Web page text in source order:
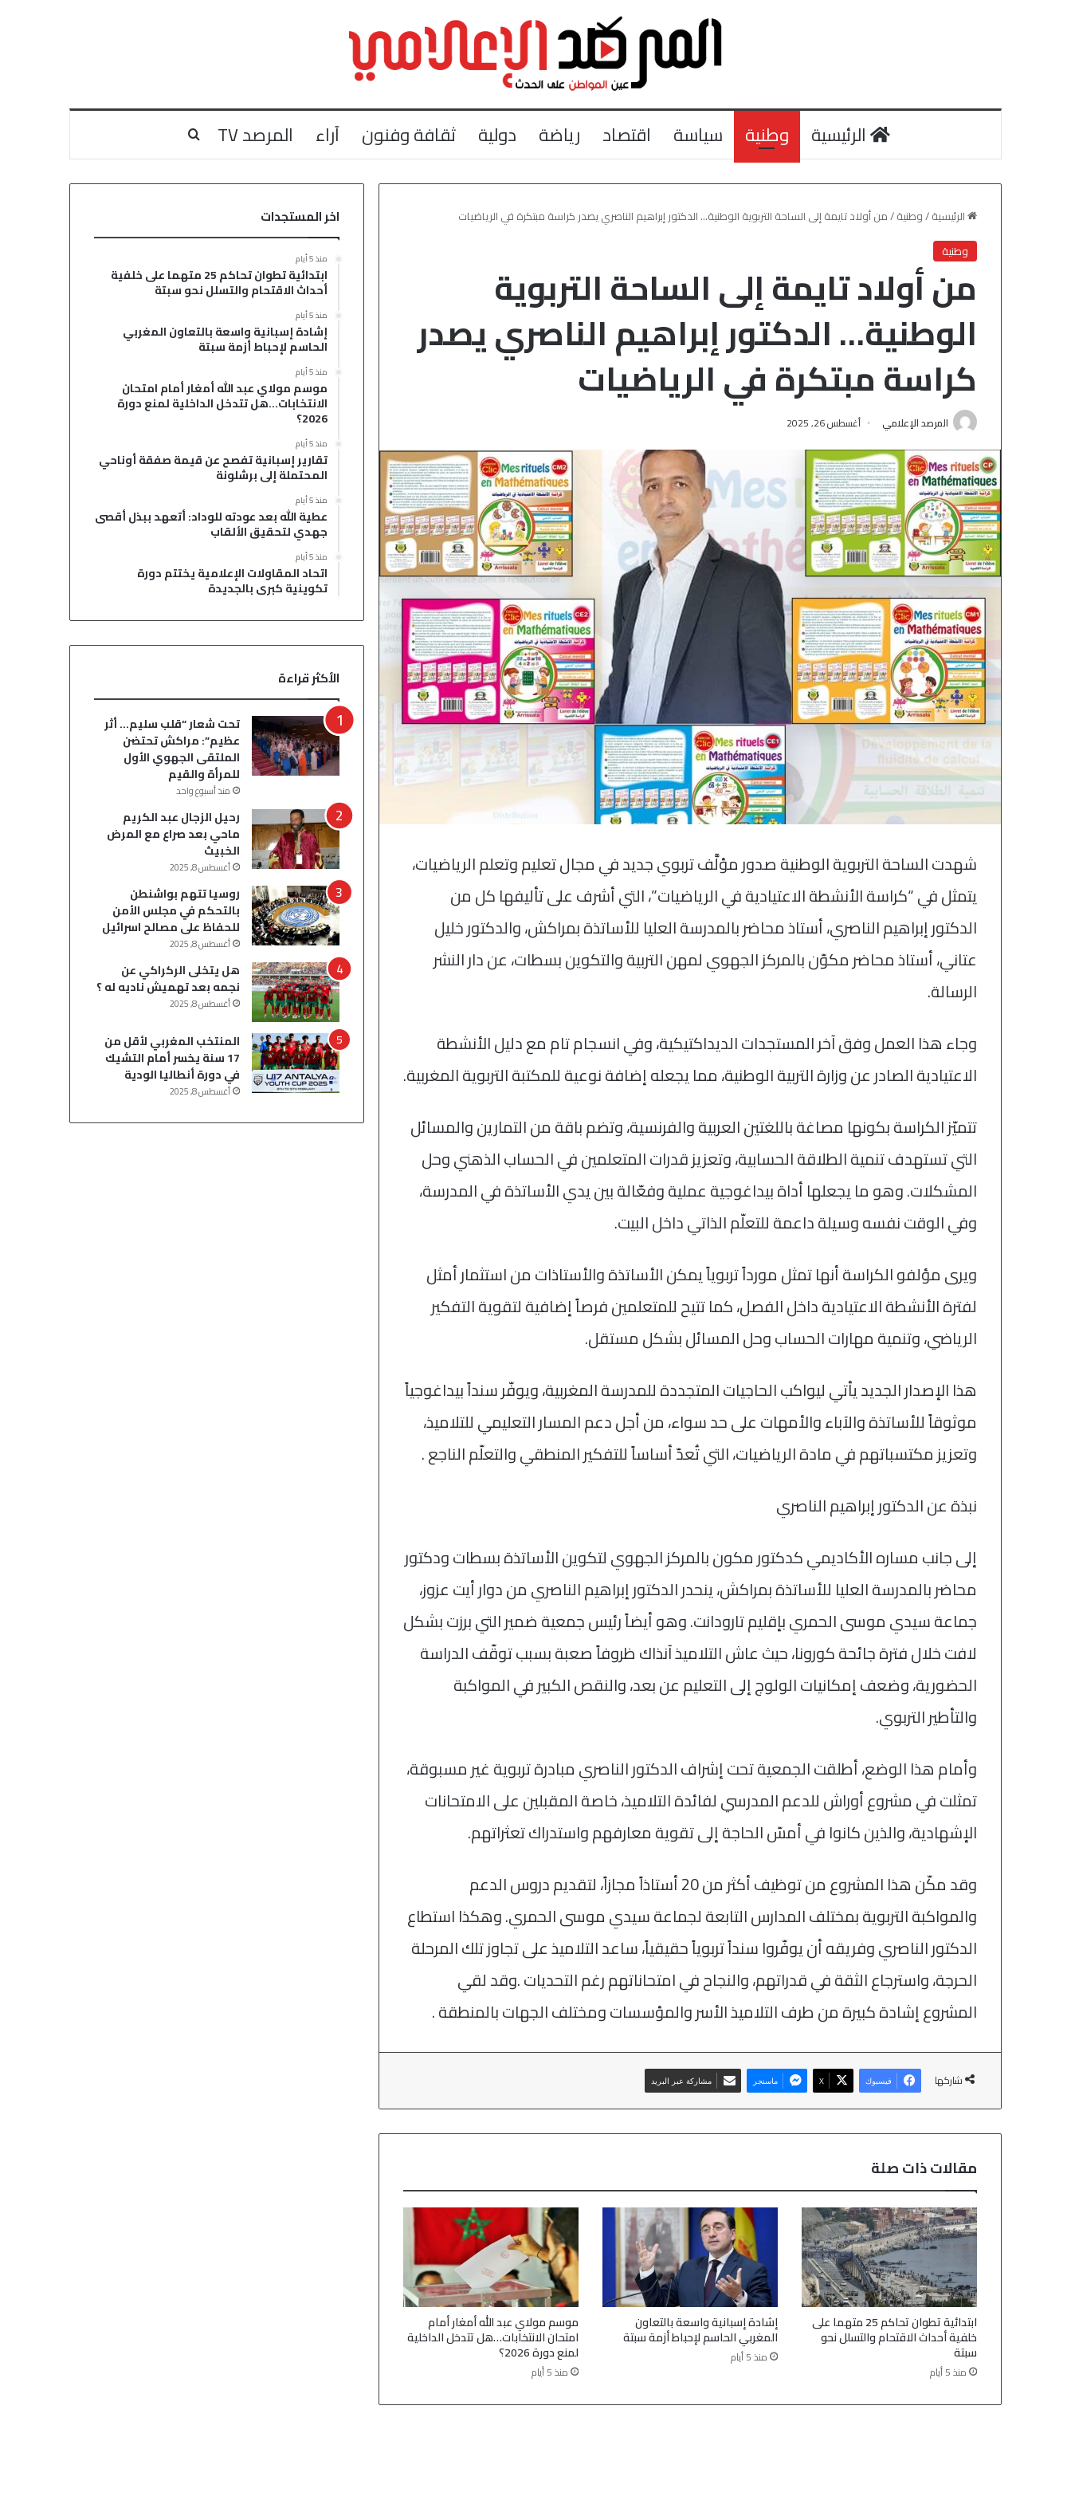
الرئيسية وطنية سياسة اقتصاد رياضة دولية ثقافة وفنون آراء المرصد TV بحث عن
الرئيسية/وطنية/من أولاد تايمة إلى الساحة التربوية الوطنية… الدكتور إبراهيم الناصري يصدر كراسة مبتكرة في الرياضيات
وطنية
من أولاد تايمة إلى الساحة التربوية
الوطنية… الدكتور إبراهيم الناصري يصدر
كراسة مبتكرة في الرياضيات
المرصد الإعلامي أغسطس 26, 2025
شهدت الساحة التربوية الوطنية صدور مؤلَّف تربوي جديد في مجال تعليم وتعلم الرياضيات،
يتمثل في “كراسة الأنشطة الاعتيادية في الرياضيات”، التي أشرف على تأليفها كل من
الدكتور إبراهيم الناصري، أستاذ محاضر بالمدرسة العليا للأساتذة بمراكش، والدكتور خليل
عتاني، أستاذ محاضر مكوّن بالمركز الجهوي لمهن التربية والتكوين بسطات، عن دار النشر
الرسالة.
وجاء هذا العمل وفق آخر المستجدات الديداكتيكية، وفي انسجام تام مع دليل الأنشطة
الاعتيادية الصادر عن وزارة التربية الوطنية، مما يجعله إضافة نوعية للمكتبة التربوية المغربية.
تتميّز الكراسة بكونها مصاغة باللغتين العربية والفرنسية، وتضم باقة من التمارين والمسائل
التي تستهدف تنمية الطلاقة الحسابية، وتعزيز قدرات المتعلمين في الحساب الذهني وحل
المشكلات. وهو ما يجعلها أداة بيداغوجية عملية وفعّالة بين يدي الأساتذة في المدرسة،
وفي الوقت نفسه وسيلة داعمة للتعلّم الذاتي داخل البيت.
ويرى مؤلفو الكراسة أنها تمثل مورداً تربوياً يمكن الأساتذة والأستاذات من استثمار أمثل
لفترة الأنشطة الاعتيادية داخل الفصل، كما تتيح للمتعلمين فرصاً إضافية لتقوية التفكير
الرياضي، وتنمية مهارات الحساب وحل المسائل بشكل مستقل.
هذا الإصدار الجديد يأتي ليواكب الحاجيات المتجددة للمدرسة المغربية، ويوفّر سنداً بيداغوجياً
موثوقاً للأساتذة والآباء والأمهات على حد سواء، من أجل دعم المسار التعليمي للتلاميذ،
وتعزيز مكتسباتهم في مادة الرياضيات، التي تُعدّ أساساً للتفكير المنطقي والتعلّم الناجع .
نبذة عن الدكتور إبراهيم الناصري
إلى جانب مساره الأكاديمي كدكتور مكون بالمركز الجهوي لتكوين الأساتذة بسطات ودكتور
محاضر بالمدرسة العليا للأساتذة بمراكش، ينحدر الدكتور إبراهيم الناصري من دوار أيت عزوز،
جماعة سيدي موسى الحمري بإقليم تارودانت. وهو أيضاً رئيس جمعية ضمير التي برزت بشكل
لافت خلال فترة جائحة كورونا، حيث عاش التلاميذ آنذاك ظروفاً صعبة بسبب توقّف الدراسة
الحضورية، وضعف إمكانيات الولوج إلى التعليم عن بعد، والنقص الكبير في المواكبة
والتأطير التربوي.
وأمام هذا الوضع، أطلقت الجمعية تحت إشراف الدكتور الناصري مبادرة تربوية غير مسبوقة،
تمثلت في مشروع أوراش للدعم المدرسي لفائدة التلاميذ، خاصة المقبلين على الامتحانات
الإشهادية، والذين كانوا في أمسّ الحاجة إلى تقوية معارفهم واستدراك تعثراتهم.
وقد مكّن هذا المشروع من توظيف أكثر من 20 أستاذاً مجازاً، لتقديم دروس الدعم
والمواكبة التربوية بمختلف المدارس التابعة لجماعة سيدي موسى الحمري. وهكذا استطاع
الدكتور الناصري وفريقه أن يوفّروا سنداً تربوياً حقيقياً، ساعد التلاميذ على تجاوز تلك المرحلة
الحرجة، واسترجاع الثقة في قدراتهم، والنجاح في امتحاناتهم رغم التحديات .وقد لقي
المشروع إشادة كبيرة من طرف التلاميذ الأسر والمؤسسات ومختلف الجهات بالمنطقة .
شاركها فيسبوك ‫X ماسنجر مشاركة عبر البريد
مقالات ذات صلة
ابتدائية تطوان تحاكم 25 متهما على
خلفية أحداث الاقتحام والتسلل نحو
سبتة
منذ 5 أيام
إشادة إسبانية واسعة بالتعاون
المغربي الحاسم لإحباط أزمة سبتة
منذ 5 أيام
موسم مولاي عبد الله أمغار أمام
امتحان الانتخابات…هل تتدخل الداخلية
لمنع دورة 2026؟
منذ 5 أيام
اخر المستجدات
منذ 5 أيام
ابتدائية تطوان تحاكم 25 متهما على خلفية
أحداث الاقتحام والتسلل نحو سبتة
منذ 5 أيام
إشادة إسبانية واسعة بالتعاون المغربي
الحاسم لإحباط أزمة سبتة
منذ 5 أيام
موسم مولاي عبد الله أمغار أمام امتحان
الانتخابات…هل تتدخل الداخلية لمنع دورة
2026؟
منذ 5 أيام
تقارير إسبانية تفصح عن قيمة صفقة أوناحي
المحتملة إلى برشلونة
منذ 5 أيام
عطية الله بعد عودته للوداد: أتعهد ببذل أقصى
جهدي لتحقيق الألقاب
منذ 5 أيام
اتحاد المقاولات الإعلامية يختتم دورة
تكوينية كبرى بالجديدة
الأكثر قراءة
تحت شعار “قلب سليم… أثر
عظيم”: مراكش تحتضن
الملتقى الجهوي الأول
للمرأة والقيم
منذ أسبوع واحد
رحيل الزجال عبد الكريم
ماحي بعد صراع مع المرض
الخبيث
أغسطس 8, 2025
روسيا تتهم بواشنطن
بالتحكم في مجلس الأمن
للحفاظ على مصالح اسرائيل
أغسطس 8, 2025
هل يتخلى الركراكي عن
نجمه بعد تهميش ناديه له ؟
أغسطس 8, 2025
المنتخب المغربي لأقل من
17 سنة يخسر أمام التشيك
في دورة أنطاليا الودية
أغسطس 8, 2025